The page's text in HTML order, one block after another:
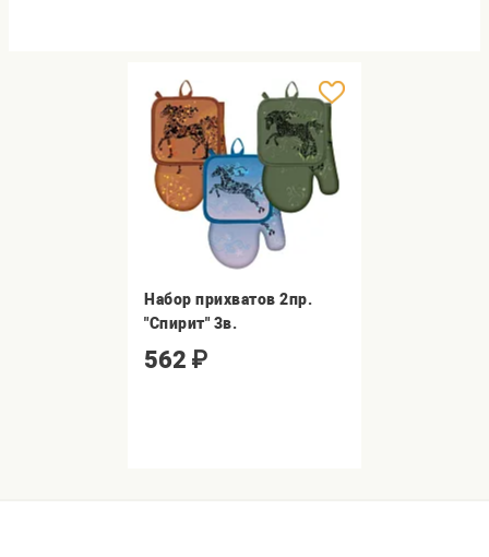
Набор прихватов 2пр.
"Спирит" 3в.
562 ₽